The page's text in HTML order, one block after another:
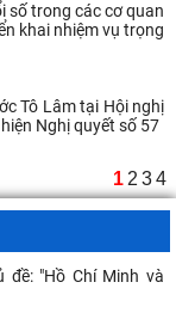
số trong các cơ quan
khai nhiệm vụ trọng
Tô Lâm tại Hội nghị
Nghị quyết số 57
1 2 34
"Hồ Chí Minh và